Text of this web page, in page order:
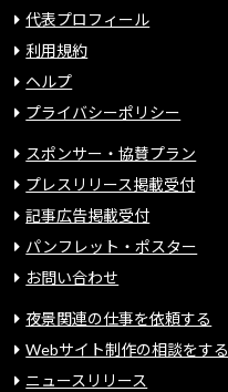
代表プロフィール
利用規約
ヘルプ
プライバシーポリシー
スポンサー・協賛プラン
プレスリリース掲載受付
記事広告掲載受付
パンフレット・ポスター
お問い合わせ
夜景関連の仕事を依頼する
Webサイト制作の相談をする
ニュースリリース